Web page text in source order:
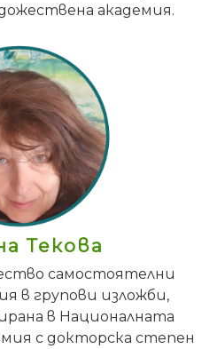
академия.
Текова
самостоятелни
в групови изложби,
в Националната
с докторска степен